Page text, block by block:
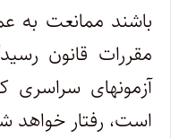
باشند ممانعت به
مقررات قانون
آزمونهای سراسری
است، رفتار خواهد